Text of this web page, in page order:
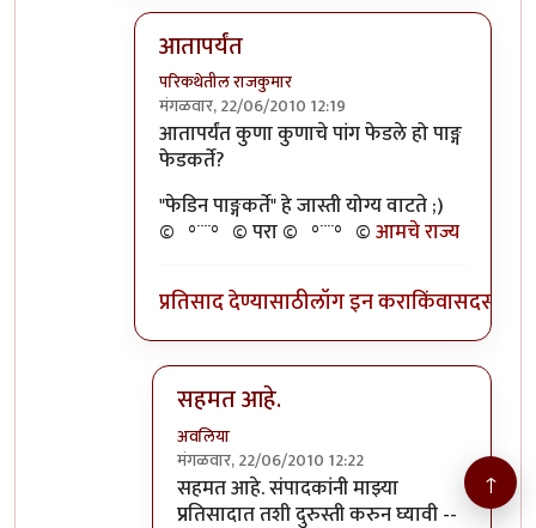
आतापर्यंत
परिकथेतील राजकुमार
मंगळवार, 22/06/2010 12:19
In reply to>>तुमचेपणbyअवलिया
आतापर्यंत कुणा कुणाचे पांग फेडले हो पाङ्ग
फेडकर्ते?
"फेडिन पाङ्गकर्ते" हे जास्ती योग्य वाटते ;)
©º°¨¨°º© परा ©º°¨¨°º©आमचे राज्य
प्रतिसाद देण्यासाठीलॉग इन कराकिंवासदस्य व्हा
सहमत आहे.
अवलिया
मंगळवार, 22/06/2010 12:22
In reply toआतापर्यंतbyपरिकथेतील राजकुमार
सहमत आहे. संपादकांनी माझ्या
प्रतिसादात तशी दुरुस्ती करुन घ्यावी --
↑